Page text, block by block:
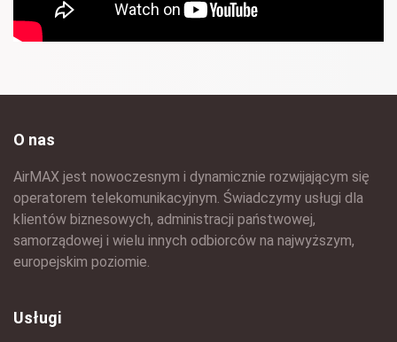
O nas
AirMAX jest nowoczesnym i dynamicznie rozwijającym się
operatorem telekomunikacyjnym. Świadczymy usługi dla
klientów biznesowych, administracji państwowej,
samorządowej i wielu innych odbiorców na najwyższym,
europejskim poziomie.
Usługi